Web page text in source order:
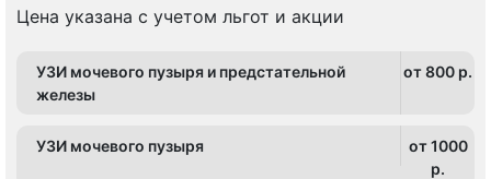
Площадь Мужества, Политехническая, Проспект
Просвещения
Цена указана с учетом льгот и акции
УЗИ мочевого пузыря и предстательной
железы
от 800 p.
УЗИ мочевого пузыря
от 1000
p.